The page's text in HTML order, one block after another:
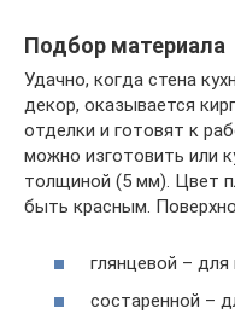
Подбор материала
Удачно, когда стена
декор, оказывается
отделки и готовят к
можно изготовить или
толщиной (5 мм). Цвет
быть красным.
глянцевой – для
состаренной –